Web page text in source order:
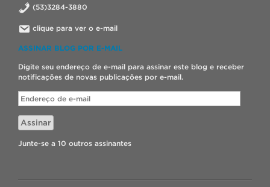
(53)3284-3880
clique para ver o e-mail
ASSINAR BLOG POR E-MAIL
Digite seu endereço de e-mail para assinar este blog e receber
notificações de novas publicações por e-mail.
Endereço
de
e-
mail
Assinar
Junte-se a 10 outros assinantes